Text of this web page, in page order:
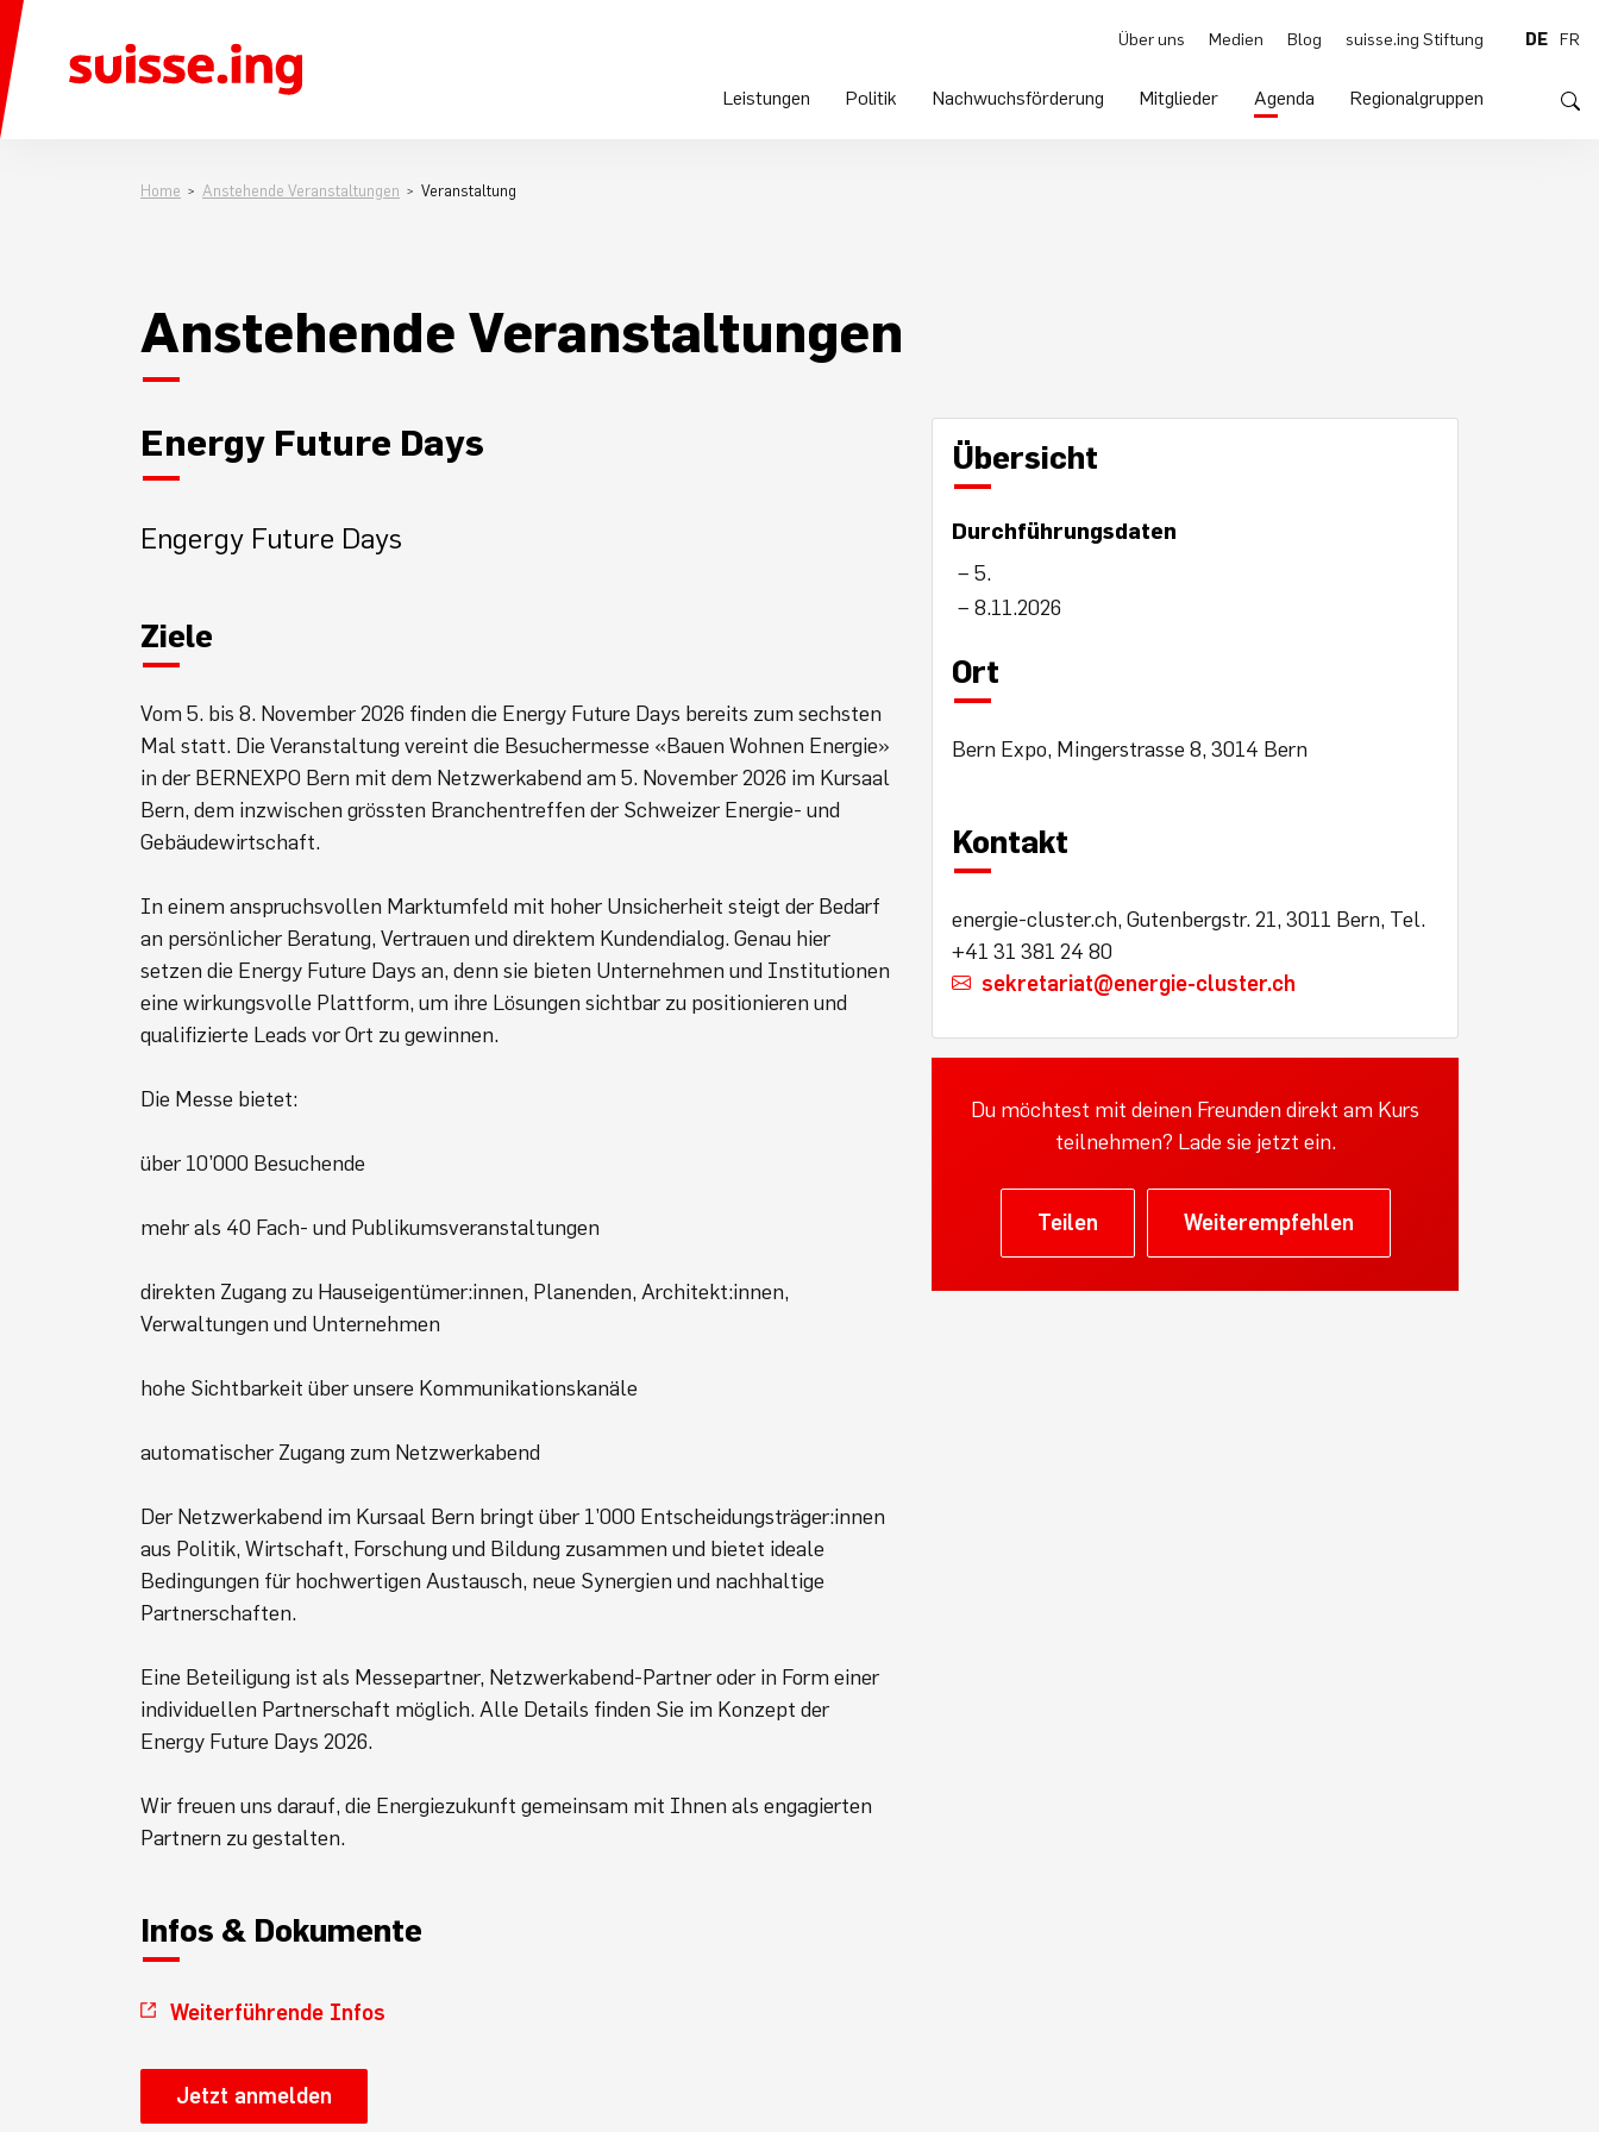
Leistungen Politik Nachwuchsförderung Mitglieder Agenda Regionalgruppen
Über uns Medien Blog suisse.ing Stiftung DE FR
Home Anstehende Veranstaltungen Veranstaltung
Anstehende Veranstaltungen
Energy Future Days
Engergy Future Days
Ziele
Vom 5. bis 8. November 2026 finden die Energy Future Days bereits zum sechsten
Mal statt. Die Veranstaltung vereint die Besuchermesse «Bauen Wohnen Energie»
in der BERNEXPO Bern mit dem Netzwerkabend am 5. November 2026 im Kursaal
Bern, dem inzwischen grössten Branchentreffen der Schweizer Energie- und
Gebäudewirtschaft.
In einem anspruchsvollen Marktumfeld mit hoher Unsicherheit steigt der Bedarf
an persönlicher Beratung, Vertrauen und direktem Kundendialog. Genau hier
setzen die Energy Future Days an, denn sie bieten Unternehmen und Institutionen
eine wirkungsvolle Plattform, um ihre Lösungen sichtbar zu positionieren und
qualifizierte Leads vor Ort zu gewinnen.
Die Messe bietet:
über 10’000 Besuchende
mehr als 40 Fach- und Publikumsveranstaltungen
direkten Zugang zu Hauseigentümer:innen, Planenden, Architekt:innen,
Verwaltungen und Unternehmen
hohe Sichtbarkeit über unsere Kommunikationskanäle
automatischer Zugang zum Netzwerkabend
Der Netzwerkabend im Kursaal Bern bringt über 1’000 Entscheidungsträger:innen
aus Politik, Wirtschaft, Forschung und Bildung zusammen und bietet ideale
Bedingungen für hochwertigen Austausch, neue Synergien und nachhaltige
Partnerschaften.
Eine Beteiligung ist als Messepartner, Netzwerkabend-Partner oder in Form einer
individuellen Partnerschaft möglich. Alle Details finden Sie im Konzept der
Energy Future Days 2026.
Wir freuen uns darauf, die Energiezukunft gemeinsam mit Ihnen als engagierten
Partnern zu gestalten.
Infos & Dokumente
Weiterführende Infos
Jetzt anmelden
Übersicht
Durchführungsdaten
5.
8.11.2026
Ort
Bern Expo, Mingerstrasse 8, 3014 Bern
Kontakt
energie-cluster.ch, Gutenbergstr. 21, 3011 Bern, Tel.
+41 31 381 24 80
sekretariat@energie-cluster.ch
Du möchtest mit deinen Freunden direkt am Kurs
teilnehmen? Lade sie jetzt ein.
Teilen Weiterempfehlen